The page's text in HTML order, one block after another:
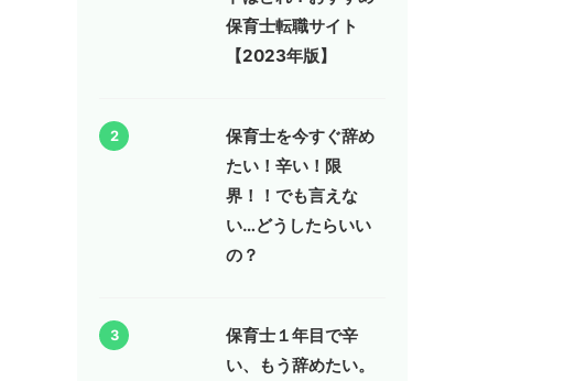
保育士転職サイト
【2023年版】
2
保育士を今すぐ辞め
たい！辛い！限
界！！でも言えな
い…どうしたらいい
の？
3
保育士１年目で辛
い、もう辞めたい。